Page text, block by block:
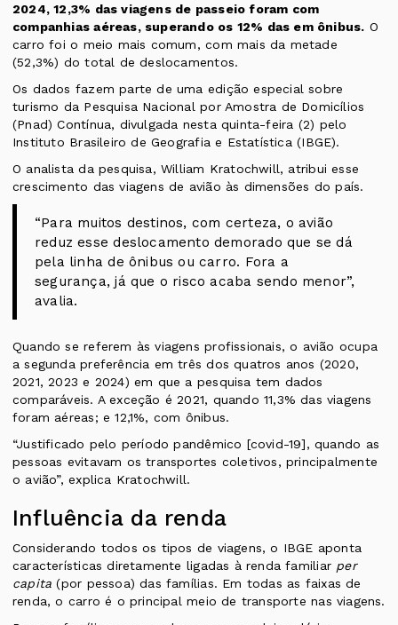
2024, 12,3% das viagens de passeio foram com
companhias aéreas, superando os 12% das em ônibus. O
carro foi o meio mais comum, com mais da metade
(52,3%) do total de deslocamentos.
Os dados fazem parte de uma edição especial sobre
turismo da Pesquisa Nacional por Amostra de Domicílios
(Pnad) Contínua, divulgada nesta quinta-feira (2) pelo
Instituto Brasileiro de Geografia e Estatística (IBGE).
O analista da pesquisa, William Kratochwill, atribui esse
crescimento das viagens de avião às dimensões do país.
“Para muitos destinos, com certeza, o avião
reduz esse deslocamento demorado que se dá
pela linha de ônibus ou carro. Fora a
segurança, já que o risco acaba sendo menor”,
avalia.
Quando se referem às viagens profissionais, o avião ocupa
a segunda preferência em três dos quatros anos (2020,
2021, 2023 e 2024) em que a pesquisa tem dados
comparáveis. A exceção é 2021, quando 11,3% das viagens
foram aéreas; e 12,1%, com ônibus.
“Justificado pelo período pandêmico [covid-19], quando as
pessoas evitavam os transportes coletivos, principalmente
o avião”, explica Kratochwill.
Influência da renda
Considerando todos os tipos de viagens, o IBGE aponta
características diretamente ligadas à renda familiar per
capita (por pessoa) das famílias. Em todas as faixas de
renda, o carro é o principal meio de transporte nas viagens.